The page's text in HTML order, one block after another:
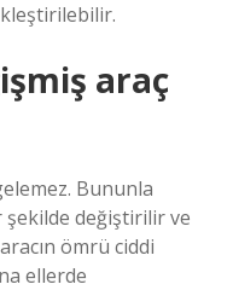
araç
Bununla
değiştirilir ve
ömrü ciddi
ellerde